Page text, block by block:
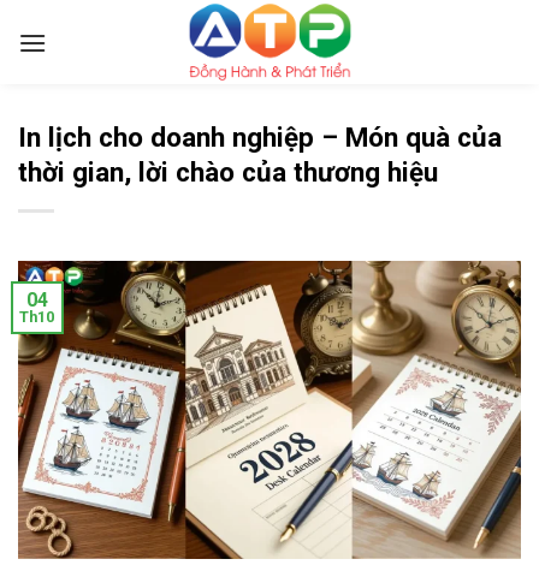
In lịch cho doanh nghiệp – Món quà của
thời gian, lời chào của thương hiệu
04
Th10